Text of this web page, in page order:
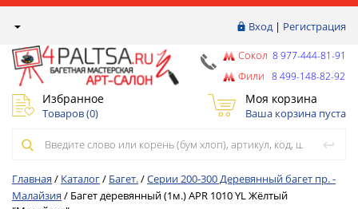
Вход| Регистрация
Сокол 8 977-444-81-91
Фили 8 499-148-82-92
Избранное
Товаров (0)
Моя корзина
Ваша корзина пуста
Главная / Каталог/ Багет./Серии 200-300 Деревянный багет пр. -
Малайзия / Багет деревянный (1м.) APR 1010 YL Жёлтый